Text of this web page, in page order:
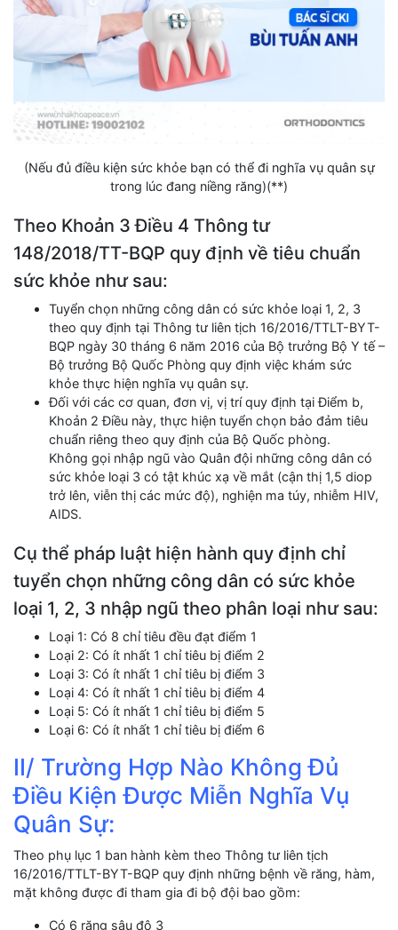
(Nếu đủ điều kiện sức khỏe bạn có thể đi nghĩa vụ quân sự
trong lúc đang niềng răng)(**)
Theo Khoản 3 Điều 4 Thông tư
148/2018/TT-BQP quy định về tiêu chuẩn
sức khỏe như sau:
Tuyển chọn những công dân có sức khỏe loại 1, 2, 3
theo quy định tại Thông tư liên tịch 16/2016/TTLT-BYT-
BQP ngày 30 tháng 6 năm 2016 của Bộ trưởng Bộ Y tế –
Bộ trưởng Bộ Quốc Phòng quy định việc khám sức
khỏe thực hiện nghĩa vụ quân sự.
Đối với các cơ quan, đơn vị, vị trí quy định tại Điểm b,
Khoản 2 Điều này, thực hiện tuyển chọn bảo đảm tiêu
chuẩn riêng theo quy định của Bộ Quốc phòng.
Không gọi nhập ngũ vào Quân đội những công dân có
sức khỏe loại 3 có tật khúc xạ về mắt (cận thị 1,5 diop
trở lên, viễn thị các mức độ), nghiện ma túy, nhiễm HIV,
AIDS.
Cụ thể pháp luật hiện hành quy định chỉ
tuyển chọn những công dân có sức khỏe
loại 1, 2, 3 nhập ngũ theo phân loại như sau:
Loại 1: Có 8 chỉ tiêu đều đạt điểm 1
Loại 2: Có ít nhất 1 chỉ tiêu bị điểm 2
Loại 3: Có ít nhất 1 chỉ tiêu bị điểm 3
Loại 4: Có ít nhất 1 chỉ tiêu bị điểm 4
Loại 5: Có ít nhất 1 chỉ tiêu bị điểm 5
Loại 6: Có ít nhất 1 chỉ tiêu bị điểm 6
II/ Trường Hợp Nào Không Đủ
Điều Kiện Được Miễn Nghĩa Vụ
Quân Sự:
Theo phụ lục 1 ban hành kèm theo Thông tư liên tịch
16/2016/TTLT-BYT-BQP quy định những bệnh về răng, hàm,
mặt không được đi tham gia đi bộ đội bao gồm:
Có 6 răng sâu độ 3